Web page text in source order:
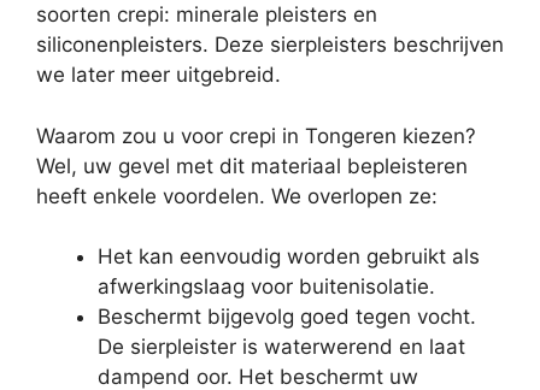
soorten crepi: minerale pleisters en
siliconenpleisters. Deze sierpleisters beschrijven
we later meer uitgebreid.
Waarom zou u voor crepi in Tongeren kiezen?
Wel, uw gevel met dit materiaal bepleisteren
heeft enkele voordelen. We overlopen ze:
Het kan eenvoudig worden gebruikt als
afwerkingslaag voor buitenisolatie.
Beschermt bijgevolg goed tegen vocht.
De sierpleister is waterwerend en laat
dampend oor. Het beschermt uw